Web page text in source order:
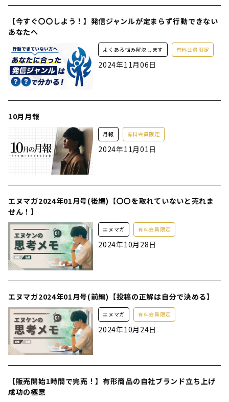
【今すぐ〇〇しよう！】発信ジャンルが定まらず行動できない
あなたへ
よくある悩み解決します 有料会員限定
2024年11月06日
10月月報
月報 有料会員限定
2024年11月01日
エヌマガ2024年01月号(後編)【〇〇を取れていないと売れま
せん！】
エヌマガ 有料会員限定
2024年10月28日
エヌマガ2024年01月号(前編)【投稿の正解は自分で決める】
エヌマガ 有料会員限定
2024年10月24日
【販売開始1時間で完売！】有形商品の自社ブランド立ち上げ
成功の極意